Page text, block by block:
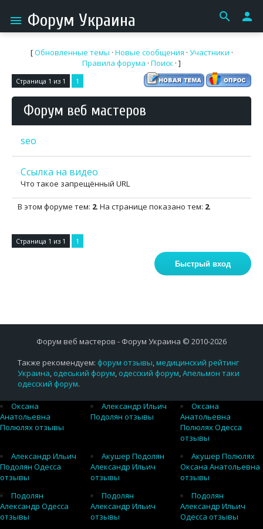
menu Форум Украина search person
[Обновленные темы · Новые сообщения · Участники ·
Правила форума · Поиск · ]
Страница 1 из 1 1
Форум веб мастеров
seo
Ссылка на видео
Что такое запрещённый URL
В этом форуме тем: 2. На странице показано тем: 2.
Страница 1 из 1 1
Форум веб мастеров - Форум Украина © 2010-2026
Также рекомендуем: форум отзывы,медицинский рейтинг
Украина, одеський форум, одесский форум,Апельмон таки
одесский форум.
Оксана
Анатольевна
Полюлях отзывы
Александр Ильич
Подолян отзывы
Оксана
Анатольевна
Полюлях Одесса
отзывы
Александр Ильич
Подолян Одесса
отзывы
Акушер Подолян
Александр Ильич
отзывы
Акушер Полюлях
Оксана Анатольевна
отзывы
Подолян
Александр Одесса
отзывы
Подолян
Александр Ильич
отзывы
Подолян
Александр Ильич
Одесса отзывы